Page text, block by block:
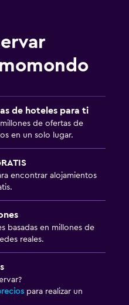
de hoteles para ti
de ofertas de
en un solo lugar.
encontrar alojamientos
basadas en millones de
reales.
para realizar un